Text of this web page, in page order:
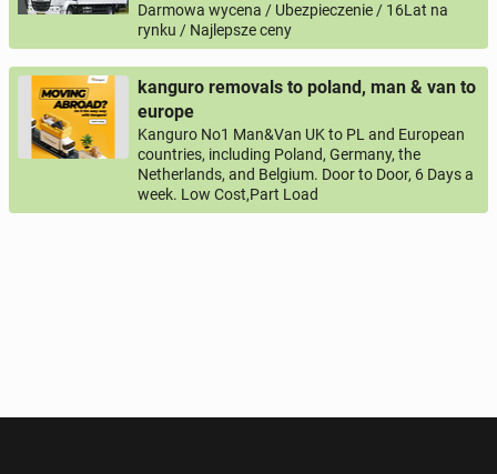
Your phone
Phone number according to the pattern
PHONE NUMBER
, for example: +44 7123456789 or +48 221234567
Activation question
Darmowa wycena / Ubezpieczenie / 16Lat na
rynku / Najlepsze ceny
kanguro removals to poland, man & van to
europe
Kanguro No1 Man&Van UK to PL and European
countries, including Poland, Germany, the
Netherlands, and Belgium. Door to Door, 6 Days a
week. Low Cost,Part Load